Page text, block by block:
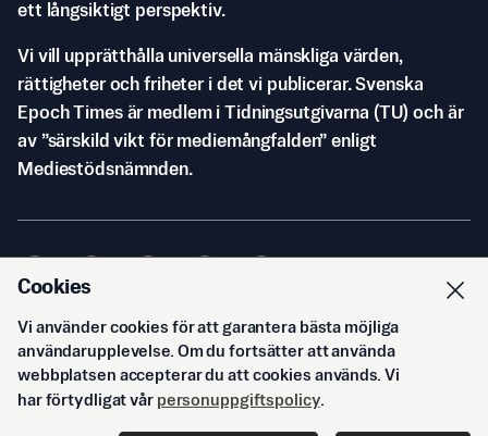
ett långsiktigt perspektiv.
Vi vill upprätthålla universella mänskliga värden,
rättigheter och friheter i det vi publicerar. Svenska
Epoch Times är medlem i Tidningsutgivarna (TU) och är
av ”särskild vikt för mediemångfalden” enligt
Mediestödsnämnden.
© Svenska Epoch Times AB2026
Cookies
Vi använder cookies för att garantera bästa möjliga
användarupplevelse. Om du fortsätter att använda
webbplatsen accepterar du att cookies används. Vi
har förtydligat vår personuppgiftspolicy.